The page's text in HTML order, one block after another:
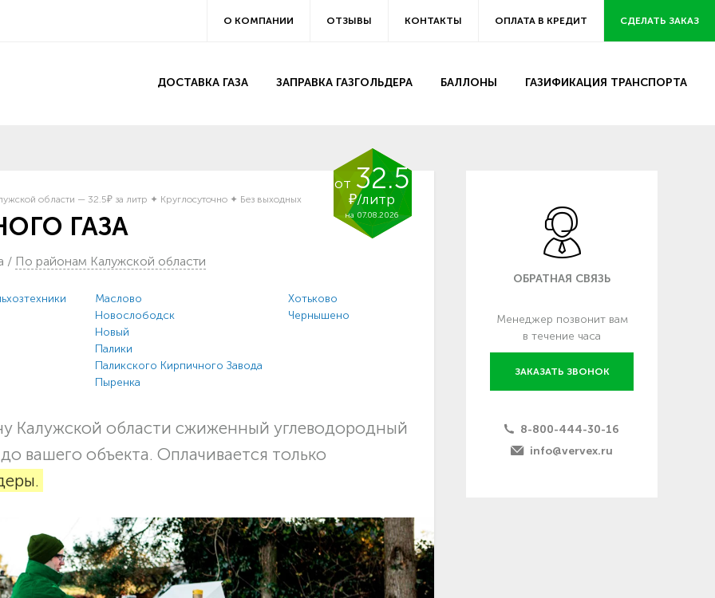
О КОМПАНИИ ОТЗЫВЫ КОНТАКТЫ ОПЛАТА В КРЕДИТ СДЕЛАТЬ ЗАКАЗ
ДОСТАВКА ГАЗА ЗАПРАВКА ГАЗГОЛЬДЕРА БАЛЛОНЫ ГАЗИФИКАЦИЯ ТРАНСПОРТА
от 32.5
₽/литр
на 07.08.2026
ГАЗА
области — 32.5₽ за литр ✦ Круглосуточно ✦ Без выходных
/ По районам Калужской области
Маслово
Новослободск
Новый
Палики
Паликского Кирпичного Завода
Пыренка
Хотьково
Чернышено
Калужской области сжиженный углеводородный
вашего объекта. Оплачивается только
ОБРАТНАЯ СВЯЗЬ
Менеджер позвонит вам
в течение часа
ЗАКАЗАТЬ ЗВОНОК
8-800-444-30-16
info@vervex.ru